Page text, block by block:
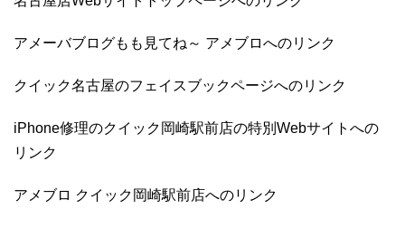
アメーバブログもも見てね～ アメブロへのリンク
クイック名古屋のフェイスブックページへのリンク
iPhone修理のクイック岡崎駅前店の特別Webサイトへの
リンク
アメブロ クイック岡崎駅前店へのリンク